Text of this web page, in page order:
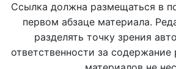
Ссылка должна размещаться в
первом абзаце материала.
разделять точку зрения
ответственности за